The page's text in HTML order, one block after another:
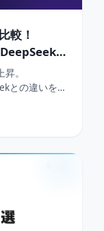
較！
。
との違いを